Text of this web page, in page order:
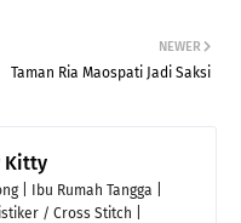
NEWER
Taman Ria Maospati Jadi Saksi
Kitty
| Ibu Rumah Tangga |
/ Cross Stitch |